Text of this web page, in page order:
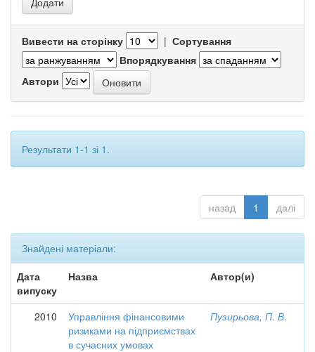
Вивести на сторінку | Сортування
Впорядкування
Автори
Результати 1-1 зі 1.
назад 1 далі
Знайдені матеріали:
Дата
випуску
Назва Автор(и)
2010
Управління фінансовими
ризиками на підприємствах
в сучасних умовах
Пузирьова, П. В.